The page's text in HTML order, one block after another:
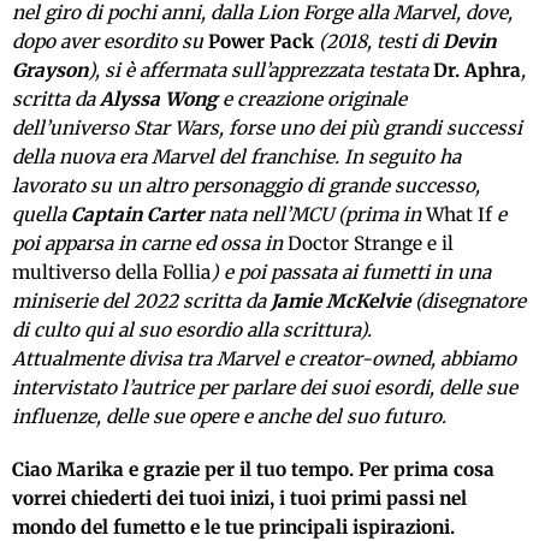
nel giro di pochi anni, dalla Lion Forge alla Marvel, dove,
dopo aver esordito suPower Pack (2018, testi diDevin
Grayson), si è affermata sull’apprezzata testataDr. Aphra,
scritta daAlyssa Wonge creazione originale
dell’universo Star Wars, forse uno dei più grandi successi
della nuova era Marvel del franchise. In seguito ha
lavorato su un altro personaggio di grande successo,
quella Captain Carternata nell’MCU (prima inWhat Ife
poi apparsa in carne ed ossa inDoctor Strange e il
multiverso della Follia) e poi passata ai fumetti in una
miniserie del 2022 scritta da Jamie McKelvie(disegnatore
di culto qui al suo esordio alla scrittura).
Attualmente divisa tra Marvel e creator-owned, abbiamo
intervistato l’autrice per parlare dei suoi esordi, delle sue
influenze, delle sue opere e anche del suo futuro.
Ciao Marika e grazie per il tuo tempo. Per prima cosa
vorrei chiederti dei tuoi inizi, i tuoi primi passi nel
mondo del fumetto e le tue principali ispirazioni.